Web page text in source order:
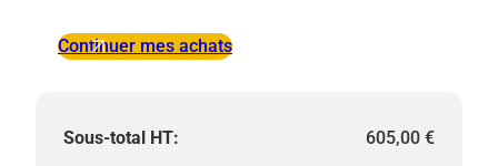
Continuer mes achats
605,00 €